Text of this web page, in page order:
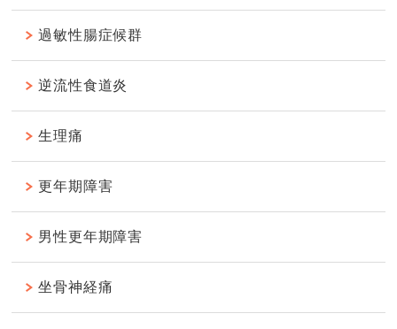
過敏性腸症候群
逆流性食道炎
生理痛
更年期障害
男性更年期障害
坐骨神経痛